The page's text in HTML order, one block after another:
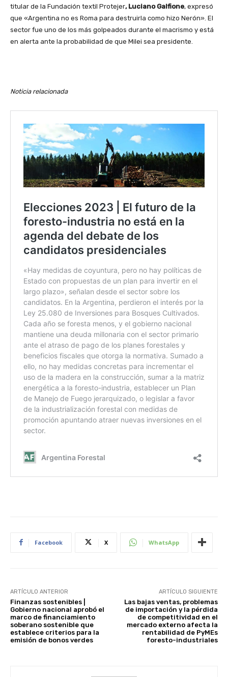
titular de la Fundación textil Protejer, Luciano Galfione, expresó
que «Argentina no es Roma para destruirla como hizo Nerón». El
sector fue uno de los más golpeados durante el macrismo y está
en alerta ante la probabilidad de que Milei sea presidente.
Noticia relacionada
Facebook X WhatsApp
ARTÍCULO ANTERIOR
Finanzas sostenibles |
Gobierno nacional aprobó el
marco de financiamiento
soberano sostenible que
establece criterios para la
emisión de bonos verdes
ARTÍCULO SIGUIENTE
Las bajas ventas, problemas
de importación y la pérdida
de competitividad en el
mercado externo afecta la
rentabilidad de PyMEs
foresto-industriales